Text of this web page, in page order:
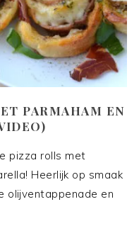
PARMAHAM EN
pizza rolls met
Heerlijk op smaak
olijventappenade en